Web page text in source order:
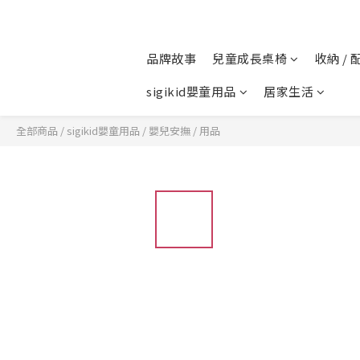
品牌故事 兒童成長桌椅
收納 /
sigikid嬰童用品
居家生活
全部商品 / sigikid嬰童用品 / 嬰兒安撫 / 用品